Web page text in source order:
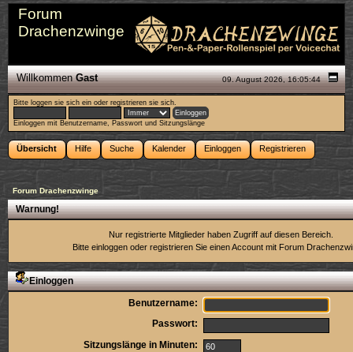
Forum
Drachenzwinge
09. August 2026, 16:05:44
WillkommenGast
Bitte loggen sie sich ein oderregistrieren sie sich.
Einloggen mit Benutzername, Passwort und Sitzungslänge
Übersicht Hilfe Suche Kalender Einloggen Registrieren
Forum Drachenzwinge
Warnung!
Nur registrierte Mitglieder haben Zugriff auf diesen Bereich.
Bitte einloggen oder registrieren Sie einen Account mit Forum
Einloggen
Benutzername:
Passwort:
Sitzungslänge in Minuten: